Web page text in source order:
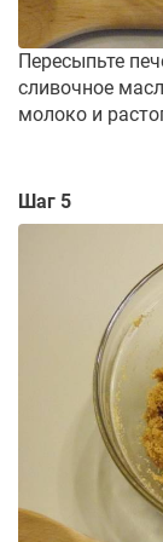
Пересыпьте
сливочное
молоко и
Шаг 5